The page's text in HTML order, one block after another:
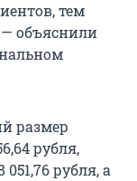
тем
— объяснили
размер
рубля,
рубля, а